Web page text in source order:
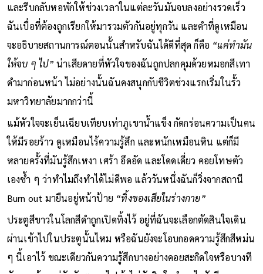
และรีบกลับหอพักให้ช่วงเวลาในแต่ละวันมันจบลงอย่างรวดเร็ว
ฉันเบื่อที่ต้องถูกเรียกให้มารวมตัวกันอยู่ทุกวัน และคำที่ดูเหมือน
จะอธิบายสถานการณ์ตอนนั้นสำหรับฉันได้ดีที่สุด ก็คือ “แค่ทำมัน
ให้จบ ๆ ไป”น่าเสียดายที่หัวใจของฉันถูกปลกคุมด้วยหมอกสีเทา
ดำมาก่อนหน้า ไม่อย่างนั้นฉันคงสนุกกับชีวิตช่วงแรกเริ่มในรั้ว
มหาวิทยาลัยมากกว่านี้
แม้หัวใจจะเย็นเฉียบเทียบเท่าภูเขาน้ำแข็ง กัดกร่อนความเป็นคน
ให้มีรอยร้าว ดูเหมือนไร้ความรู้สึก และหนักเหมือนหิน แต่ก็มี
หลายครั้งที่มันรู้สึกเหงา เศร้า อึดอัด และโดดเดี่ยว คอยโทษตัว
เองซ้ำ ๆ ว่าทำไมถึงทำได้ไม่ดีพอ แล้ววันหนึ่งฉันก็วิ่งจากสถานี
Burn out มายืนอยู่หน้าป้าย “ทิ้งของเสียในร่างกาย”
ประตูสีขาวในโลกสีดำถูกเปิดทิ้งไว้ อยู่ที่ฉันจะเลือกตัดสินใจเดิน
ผ่านเข้าไปในประตูนั้นไหม หรือฉันยังจะโอบกอดความรู้สึกสีหม่น
ๆ นี้เอาไว้ ขณะเดียวกันความรู้สึกบางอย่างคอยสะกิดใจหรือบางที